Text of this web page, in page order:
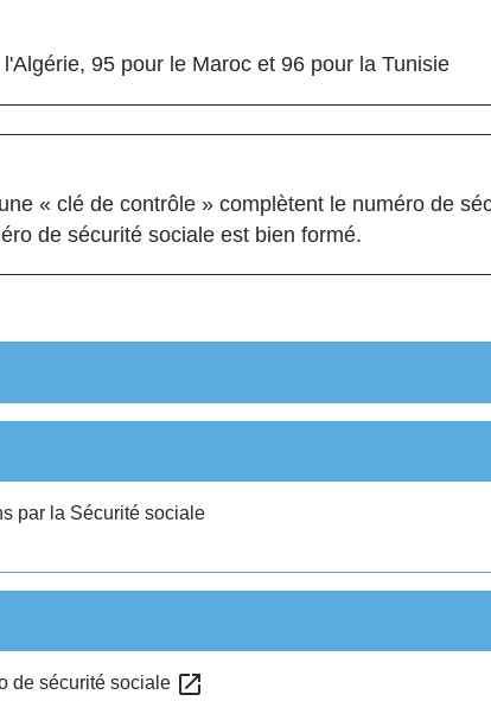
95 pour le Maroc et 96 pour la Tunisie
« clé de contrôle » complètent le numéro de
de sécurité sociale est bien formé.
par la Sécurité sociale
de sécurité sociale open_in_new